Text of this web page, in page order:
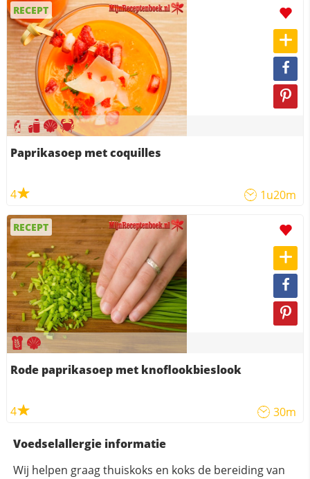
RECEPT
Paprikasoep met coquilles
4 1u20m
RECEPT
Rode paprikasoep met knoflookbieslook
4 30m
Voedselallergie informatie
Wij helpen graag thuiskoks en koks de bereiding van